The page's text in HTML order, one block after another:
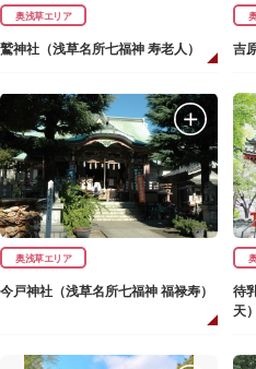
奥浅草エリア
鷲神社（浅草名所七福神 寿老人） 吉
奥浅草エリア
今戸神社（浅草名所七福神 福禄寿）
待
天）